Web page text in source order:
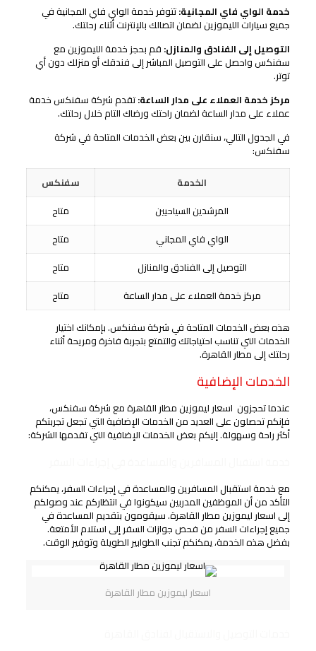
خدمة الواي فاي المجانية:تتوفر خدمة الواي فاي المجانية في
جميع سيارات الليموزين لضمان اتصالك بالإنترنت أثناء رحلتك.
التوصيل إلى الفنادق والمنازل: قم بحجز خدمة الليموزين مع
سفنكس واحصل على التوصيل المباشر إلى فندقك أو منزلك دون أي
توتر.
مركز خدمة العملاء على مدار الساعة:تقدم شركة سفنكس خدمة
عملاء على مدار الساعة لضمان راحتك ورضاك التام خلال رحلتك.
في الجدول التالي، سنقارن بين بعض الخدمات المتاحة في شركة
سفنكس:
الخدمة
سفنكس
المرشدين السياحيين
متاح
الواي فاي المجاني
متاح
التوصيل إلى الفنادق والمنازل
متاح
مركز خدمة العملاء على مدار الساعة
متاح
هذه بعض الخدمات المتاحة في شركة سفنكس. بإمكانك اختيار
الخدمات التي تناسب احتياجاتك والتمتع بتجربة فاخرة ومريحة أثناء
رحلتك إلى مطار القاهرة.
الخدمات الإضافية
عندما تحجزون اسعار ليموزين مطار القاهرة مع شركة سفنكس،
فإنكم تحصلون على العديد من الخدمات الإضافية التي تجعل تجربتكم
أكثر راحة وسهولة. إليكم بعض الخدمات الإضافية التي تقدمها الشركة:
مع خدمة استقبال المسافرين والمساعدة في إجراءات السفر، يمكنكم
التأكد من أن الموظفين المدربين سيكونوا في انتظاركم عند وصولكم
إلى اسعار ليموزين مطار القاهرة. سيقومون بتقديم المساعدة في
جميع إجراءات السفر من فحص جوازات السفر إلى استلام الأمتعة.
بفضل هذه الخدمة، يمكنكم تجنب الطوابير الطويلة وتوفير الوقت.
اسعار ليموزين مطار القاهرة